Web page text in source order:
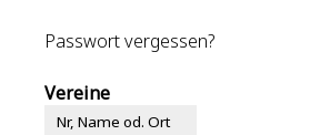
Passwort vergessen?
Vereine